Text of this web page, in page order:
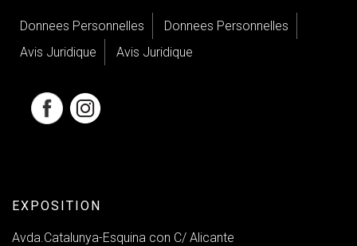
Donnees Personnelles
Donnees Personnelles
Avis Juridique
Avis Juridique
EXPOSITION
Avda.Catalunya-Esquina con C/ Alicante